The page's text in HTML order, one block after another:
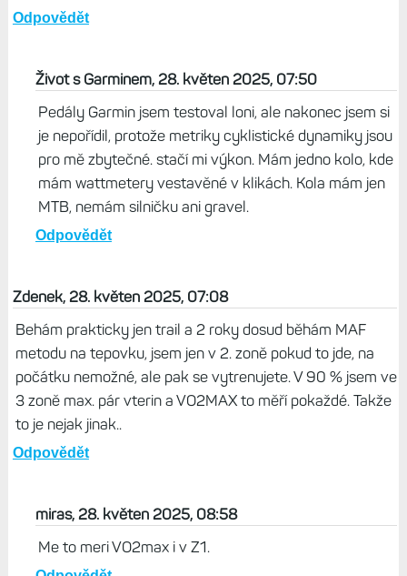
Odpovědět
Život s Garminem, 28. květen 2025, 07:50
Pedály Garmin jsem testoval loni, ale nakonec jsem si
je nepořídil, protože metriky cyklistické dynamiky jsou
pro mě zbytečné. stačí mi výkon. Mám jedno kolo, kde
mám wattmetery vestavěné v klikách. Kola mám jen
MTB, nemám silničku ani gravel.
Odpovědět
Zdenek, 28. květen 2025, 07:08
Behám prakticky jen trail a 2 roky dosud běhám MAF
metodu na tepovku, jsem jen v 2. zoně pokud to jde, na
počátku nemožné, ale pak se vytrenujete. V 90 % jsem ve
3 zoně max. pár vterin a VO2MAX to měří pokaždé. Takže
to je nejak jinak..
Odpovědět
miras, 28. květen 2025, 08:58
Me to meri VO2max i v Z1.